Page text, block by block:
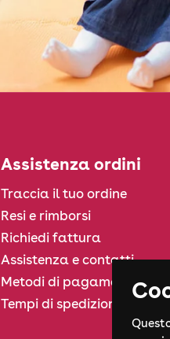
Assistenza ordini
Traccia il tuo ordine
Resi e rimborsi
Richiedi fattura
Assistenza e contatti
Metodi di pagamento
Tempi di spedizione